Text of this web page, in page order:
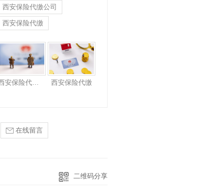
西安保险代缴公司
西安保险代缴
西安保险代缴公司 西安保险代缴
在线留言
二维码分享